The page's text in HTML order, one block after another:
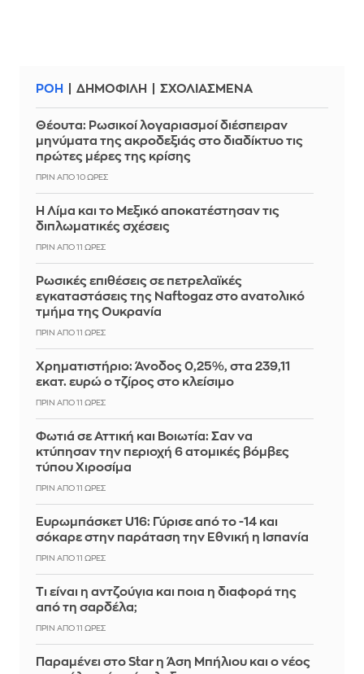
ΡΟΗ ΔΗΜΟΦΙΛΗ ΣΧΟΛΙΑΣΜΕΝΑ
Θέουτα: Ρωσικοί λογαριασμοί διέσπειραν
μηνύματα της ακροδεξιάς στο διαδίκτυο τις
πρώτες μέρες της κρίσης
ΠΡΙΝ ΑΠΌ 10 ΏΡΕΣ
Η Λίμα και το Μεξικό αποκατέστησαν τις
διπλωματικές σχέσεις
ΠΡΙΝ ΑΠΌ 11 ΏΡΕΣ
Ρωσικές επιθέσεις σε πετρελαϊκές
εγκαταστάσεις της Naftogaz στο ανατολικό
τμήμα της Ουκρανία
ΠΡΙΝ ΑΠΌ 11 ΏΡΕΣ
Χρηματιστήριο: Άνοδος 0,25%, στα 239,11
εκατ. ευρώ ο τζίρος στο κλείσιμο
ΠΡΙΝ ΑΠΌ 11 ΏΡΕΣ
Φωτιά σε Αττική και Βοιωτία: Σαν να
κτύπησαν την περιοχή 6 ατομικές βόμβες
τύπου Χιροσίμα
ΠΡΙΝ ΑΠΌ 11 ΏΡΕΣ
Ευρωμπάσκετ U16: Γύρισε από το -14 και
σόκαρε στην παράταση την Εθνική η Ισπανία
ΠΡΙΝ ΑΠΌ 11 ΏΡΕΣ
Τι είναι η αντζούγια και ποια η διαφορά της
από τη σαρδέλα;
ΠΡΙΝ ΑΠΌ 11 ΏΡΕΣ
Παραμένει στο Star η Άση Μπήλιου και ο νέος